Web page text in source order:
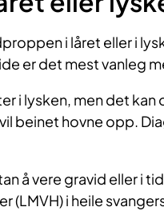
i låret eller i
er det mest vanleg
i lysken, men det
beinet hovne opp.
å vere gravid eller i
(LMVH) i heile